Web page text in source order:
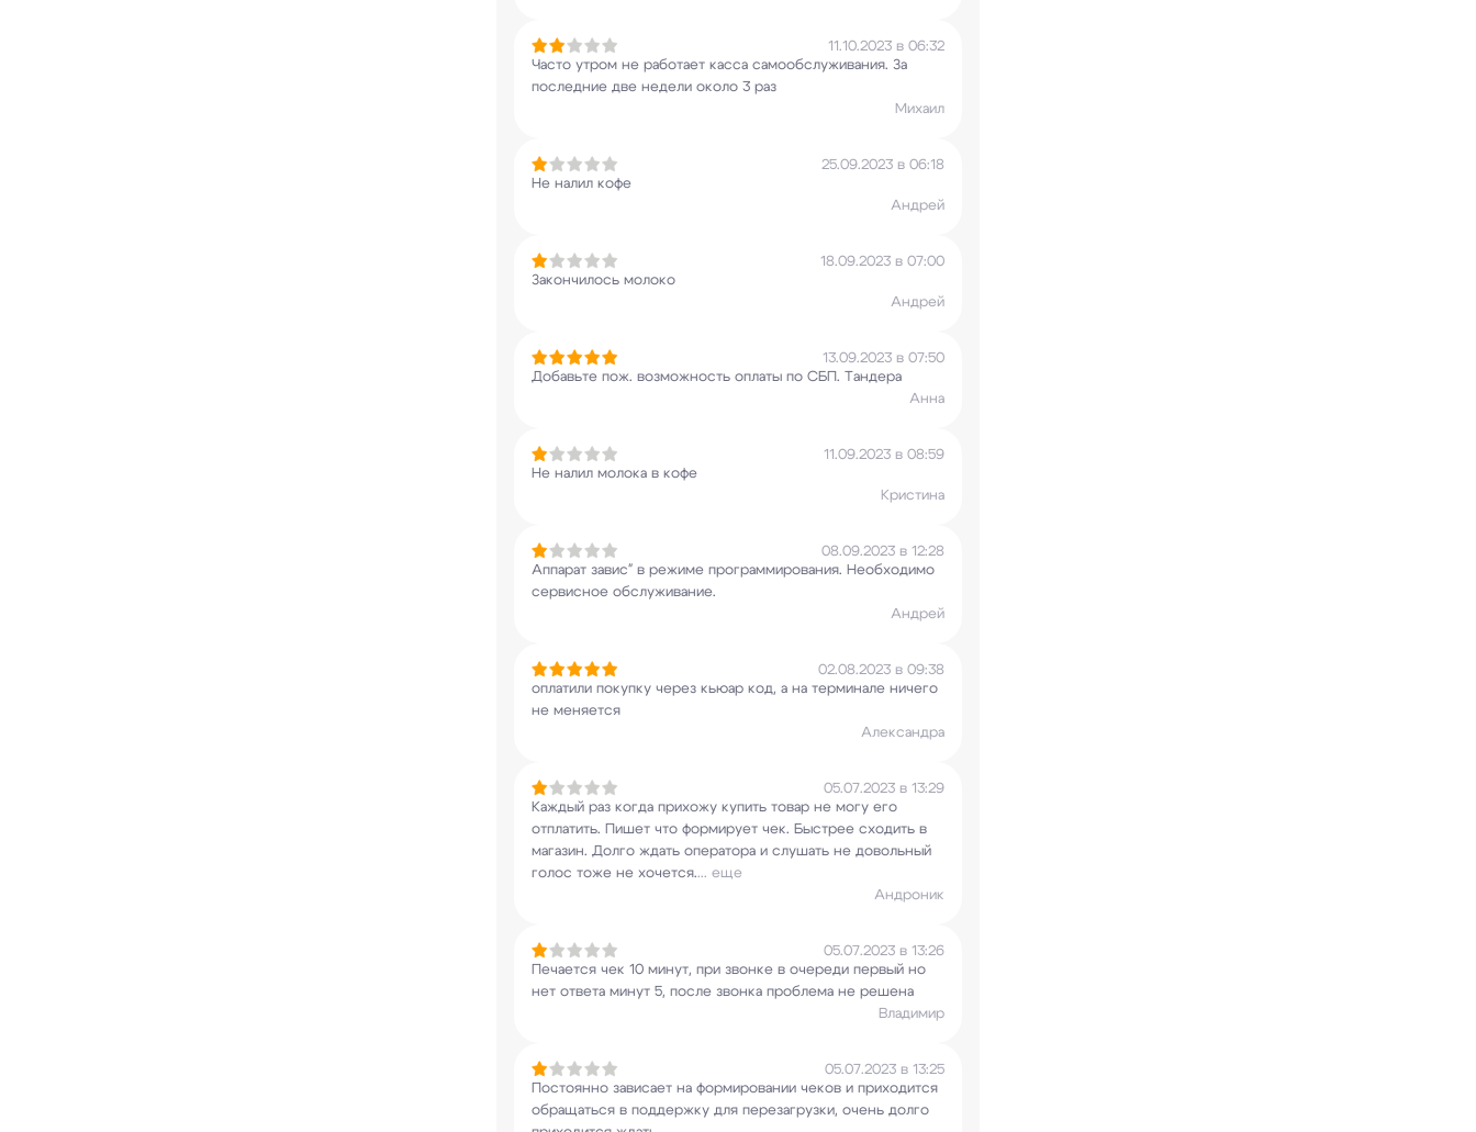
11.10.2023 в 06:32
Часто утром не работает касса самообслуживания. За
последние две недели около 3 раз
Михаил
25.09.2023 в 06:18
Не налил кофе
Андрей
18.09.2023 в 07:00
Закончилось молоко
Андрей
13.09.2023 в 07:50
Добавьте пож. возможность оплаты по СБП. Тандера
Анна
11.09.2023 в 08:59
Не налил молока в кофе
Кристина
08.09.2023 в 12:28
Аппарат завис" в режиме программирования. Необходимо
сервисное обслуживание.
Андрей
02.08.2023 в 09:38
оплатили покупку через кьюар код, а на терминале ничего
не меняется
Александра
05.07.2023 в 13:29
Каждый раз когда прихожу купить товар не могу его
отплатить. Пишет что формирует чек. Быстрее сходить в
магазин. Долго ждать оператора и слушать не довольный
голос тоже не хочется.... еще
Андроник
05.07.2023 в 13:26
Печается чек 10 минут, при звонке в очереди первый но
нет ответа минут 5, после звонка проблема не решена
Владимир
05.07.2023 в 13:25
Постоянно зависает на формировании чеков и приходится
обращаться в поддержку для перезагрузки, очень долго